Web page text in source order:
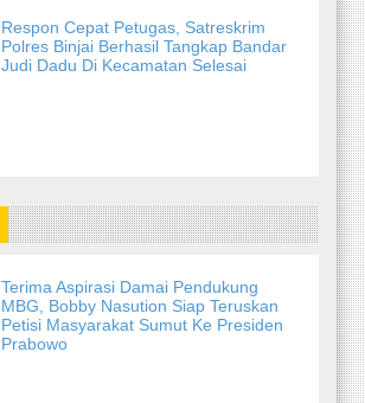
Respon Cepat Petugas, Satreskrim
Polres Binjai Berhasil Tangkap Bandar
Judi Dadu Di Kecamatan Selesai
Terima Aspirasi Damai Pendukung
MBG, Bobby Nasution Siap Teruskan
Petisi Masyarakat Sumut Ke Presiden
Prabowo